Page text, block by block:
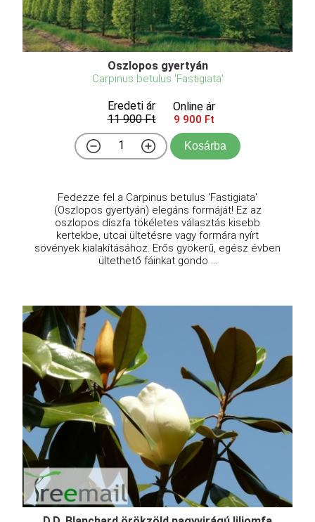
Oszlopos gyertyán
Carpinus betulus 'Fastigiata'
Eredeti ár
11 900 Ft
Online ár
9 900 Ft
Kosárba
Fedezze fel a Carpinus betulus 'Fastigiata'
(Oszlopos gyertyán) elegáns formáját! Ez az
oszlopos díszfa tökéletes választás kisebb
kertekbe, utcai ültetésre vagy formára nyírt
sövények kialakításához. Erős gyökerű, egész évben
ültethető fáinkat gondo ...